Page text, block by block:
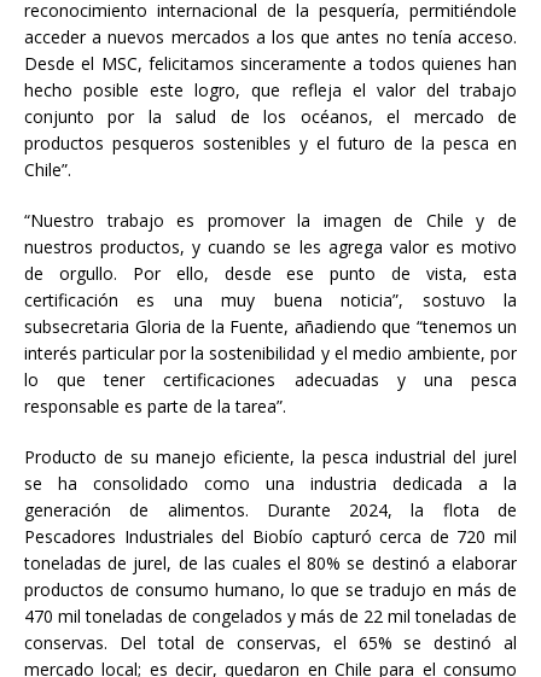
reconocimiento internacional de la pesquería, permitiéndole
acceder a nuevos mercados a los que antes no tenía acceso.
Desde el MSC, felicitamos sinceramente a todos quienes han
hecho posible este logro, que refleja el valor del trabajo
conjunto por la salud de los océanos, el mercado de
productos pesqueros sostenibles y el futuro de la pesca en
Chile”.
“Nuestro trabajo es promover la imagen de Chile y de
nuestros productos, y cuando se les agrega valor es motivo
de orgullo. Por ello, desde ese punto de vista, esta
certificación es una muy buena noticia”, sostuvo la
subsecretaria Gloria de la Fuente, añadiendo que “tenemos un
interés particular por la sostenibilidad y el medio ambiente, por
lo que tener certificaciones adecuadas y una pesca
responsable es parte de la tarea”.
Producto de su manejo eficiente, la pesca industrial del jurel
se ha consolidado como una industria dedicada a la
generación de alimentos. Durante 2024, la flota de
Pescadores Industriales del Biobío capturó cerca de 720 mil
toneladas de jurel, de las cuales el 80% se destinó a elaborar
productos de consumo humano, lo que se tradujo en más de
470 mil toneladas de congelados y más de 22 mil toneladas de
conservas. Del total de conservas, el 65% se destinó al
mercado local; es decir, quedaron en Chile para el consumo